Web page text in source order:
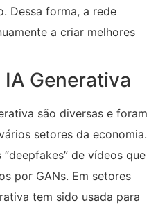
Dessa forma, a rede
a criar melhores
Generativa
são diversas e foram
setores da economia.
de vídeos que
por GANs. Em setores
tem sido usada para